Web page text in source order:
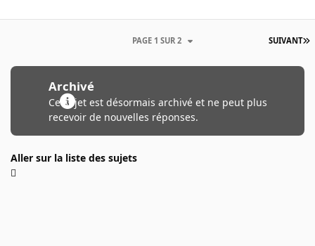
SUIVANT
PAGE 1 SUR 2
Archivé
Ce sujet est désormais archivé et ne peut plus
recevoir de nouvelles réponses.
Aller sur la liste des sujets